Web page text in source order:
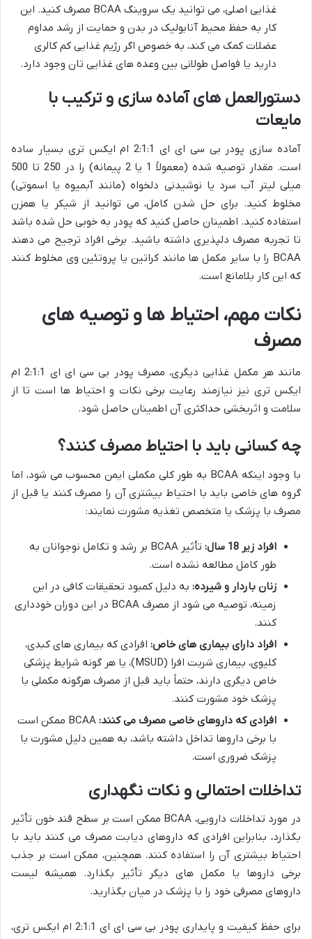
غذایی اصلی، می توانید یک سروینگ BCAA مصرف کنید. این
کار به حفظ محیط آنابولیک در بدن و حمایت از رشد مداوم
عضلات کمک می کند، به خصوص اگر رژیم غذایی کم کالری
دارید یا فواصل طولانی بین وعده های غذایی تان وجود دارد.
دستورالعمل های آماده سازی و ترکیب با
مایعات
آماده سازی پودر بی سی ای ای 2:1:1 ام ایکس تری بسیار ساده
است. مقدار توصیه شده (معمولاً 1 یا 2 پیمانه) را در 250 تا 500
میلی لیتر آب سرد یا نوشیدنی دلخواه (مانند آبمیوه یا اسموتی)
مخلوط کنید. برای حل شدن کامل، می توانید از شیکر یا همزن
استفاده کنید. اطمینان حاصل کنید که پودر به خوبی حل شده باشد
تا تجربه مصرف دلپذیری داشته باشید. برخی افراد ترجیح می دهند
BCAA را با سایر مکمل ها مانند کراتین یا پروتئین وی مخلوط کنند
که این کار بلامانع است.
نکات مهم، احتیاط ها و توصیه های
مصرف
مانند هر مکمل غذایی دیگری، مصرف پودر بی سی ای ای 2:1:1 ام
ایکس تری نیز نیازمند رعایت برخی نکات و احتیاط ها است تا از
سلامت و اثربخشی حداکثری آن اطمینان حاصل شود.
چه کسانی باید با احتیاط مصرف کنند؟
با وجود اینکه BCAA به طور کلی مکملی ایمن محسوب می شود، اما
گروه های خاصی باید با احتیاط بیشتری آن را مصرف کنند یا قبل از
مصرف با پزشک یا متخصص تغذیه مشورت نمایند:
افراد زیر 18 سال:
تأثیر BCAA بر رشد و تکامل نوجوانان به
طور کامل مطالعه نشده است.
زنان باردار و شیرده: به دلیل کمبود تحقیقات کافی در این
زمینه، توصیه می شود از مصرف BCAA در این دوران خودداری
کنند.
افراد دارای بیماری های خاص: افرادی که بیماری های کبدی،
کلیوی، بیماری شربت افرا (MSUD)، یا هر گونه شرایط پزشکی
خاص دیگری دارند، حتماً باید قبل از مصرف هرگونه مکملی با
پزشک خود مشورت کنند.
افرادی که داروهای خاصی مصرف می کنند:
BCAA ممکن است
با برخی داروها تداخل داشته باشد، به همین دلیل مشورت با
پزشک ضروری است.
تداخلات احتمالی و نکات نگهداری
در مورد تداخلات دارویی، BCAA ممکن است بر سطح قند خون تأثیر
بگذارد، بنابراین افرادی که داروهای دیابت مصرف می کنند باید با
احتیاط بیشتری آن را استفاده کنند. همچنین، ممکن است بر جذب
برخی داروها یا مکمل های دیگر تأثیر بگذارد. همیشه لیست
داروهای مصرفی خود را با پزشک در میان بگذارید.
برای حفظ کیفیت و پایداری پودر بی سی ای ای 2:1:1 ام ایکس تری،